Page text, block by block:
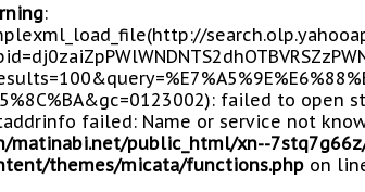
:
failed to open
failed: Name or service not
matinabi.net/public_html/xn--
themes/micata/functions.php on